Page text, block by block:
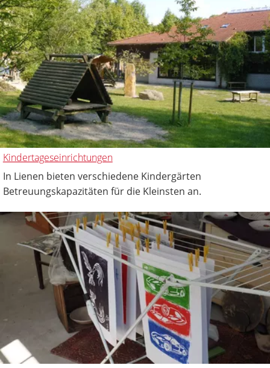
Kindertageseinrichtungen
In Lienen bieten verschiedene Kindergärten
Betreuungskapazitäten für die Kleinsten an.